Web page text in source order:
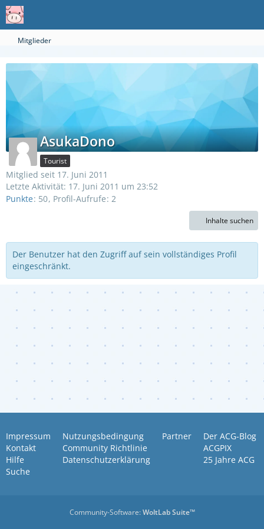
Mitglieder
AsukaDono
Tourist
Mitglied seit 17. Juni 2011
Letzte Aktivität: 17. Juni 2011 um 23:52
Punkte 50 Profil-Aufrufe 2
Inhalte suchen
Der Benutzer hat den Zugriff auf sein vollständiges Profil
eingeschränkt.
Impressum
Kontakt
Hilfe
Suche
Nutzungsbedingung
Community Richtlinie
Datenschutzerklärung
Partner
Der ACG-Blog
ACGPIX
25 Jahre ACG
Community-Software:WoltLab Suite™